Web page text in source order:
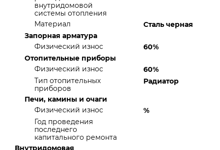
внутридомовой
системы отопления
Материал
Сталь черная
Запорная арматура
Физический износ
60%
Отопительные приборы
Физический износ
60%
Тип отопительных
приборов
Радиатор
Печи, камины и очаги
Физический износ
%
Год проведения
последнего
капитального ремонта
Внутридомовая